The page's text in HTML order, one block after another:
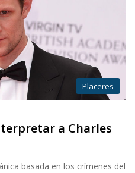
Placeres
a Charles
basada en los crímenes del